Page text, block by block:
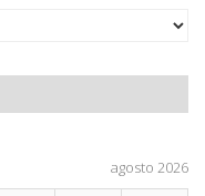
agosto 2026